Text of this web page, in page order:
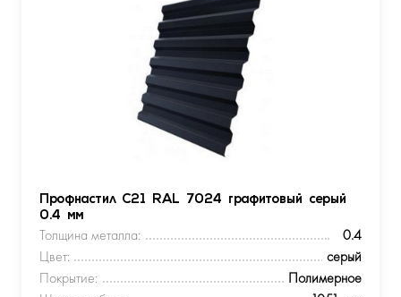
Профнастил С21 RAL 7024 графитовый серый
0.4 мм
Толщина металла:
0.4
Цвет:
серый
Покрытие:
Полимерное